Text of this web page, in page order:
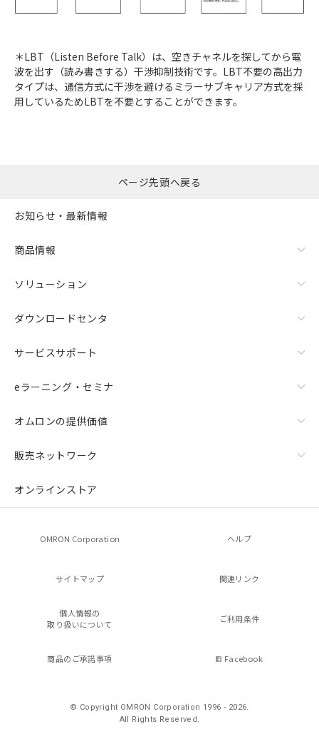
＊LBT（Listen Before Talk）は、空きチャネルを探してから電
波を出す（読み書きする）干渉抑制技術です。LBT不要の高出力
タイプは、通信方式に干渉を避けるミラーサブキャリア方式を採
用しているためLBTを不要とすることができます。
ページ先頭へ戻る
お知らせ・最新情報
商品情報
ソリューション
ダウンロードセンタ
サービスサポート
eラーニング・セミナ
オムロンの提供価値
販売ネットワーク
オンラインストア
OMRON Corporation ヘルプ
サイトマップ 関連リンク
個人情報の
取り扱いについて
ご利用条件
商品のご承諾事項 Facebook
© Copyright OMRON Corporation 1996 - 2026.
All Rights Reserved.